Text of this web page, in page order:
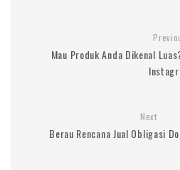
Mau Produk Anda Dikenal
Next
Berau Rencana Jual Obligasi